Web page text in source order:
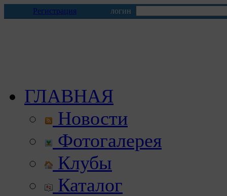
Регистрация логин
ГЛАВНАЯ
Новости
Фотогалерея
Клубы
Каталог